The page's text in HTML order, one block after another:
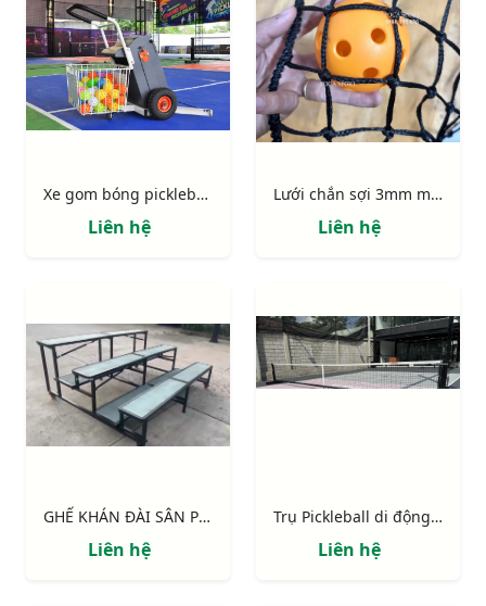
Xe gom bóng pickleball, tennis
Liên hệ
Lưới chắn sợi 3mm màu đen cao cấp
Liên hệ
GHẾ KHÁN ĐÀI SÂN PICKLEBALL
Liên hệ
Trụ Pickleball di động có khoảng trống dưới lưới 303904P
Liên hệ